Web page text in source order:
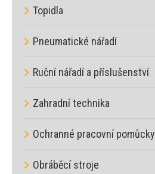
Topidla
Pneumatické nářadí
Ruční nářadí a příslušenství
Zahradní technika
Ochranné pracovní pomůcky
Obráběcí stroje